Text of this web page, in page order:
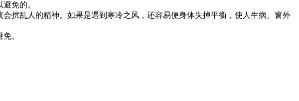
免的。
乱人的精神。如果是遇到寒冷之风，还容易便身体失掉平衡，使人生病。窗外
。